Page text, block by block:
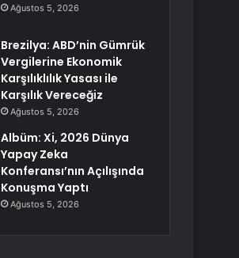
Ağustos 5, 2026
Brezilya: ABD’nin Gümrük
Vergilerine Ekonomik
Karşılıklılık Yasası ile
Karşılık Vereceğiz
Ağustos 5, 2026
Albüm: Xi, 2026 Dünya
Yapay Zeka
Konferansı’nın Açılışında
Konuşma Yaptı
Ağustos 5, 2026